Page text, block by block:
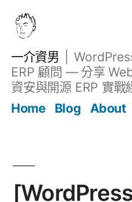
一介資男
ERP 顧問 — 分享
資安與開源 ERP 實戰
Home
Blog About
文章